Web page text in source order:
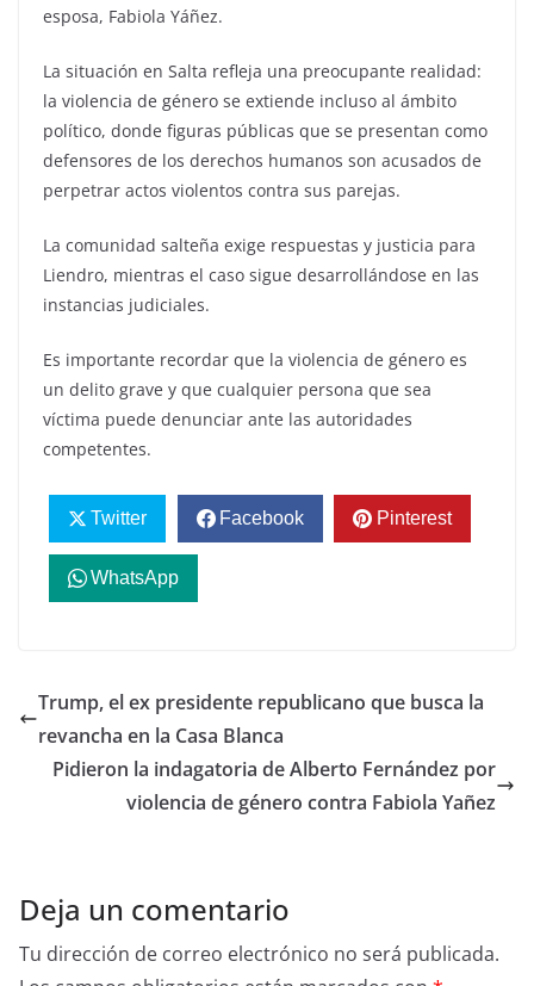
esposa, Fabiola Yáñez.
La situación en Salta refleja una preocupante realidad:
la violencia de género se extiende incluso al ámbito
político, donde figuras públicas que se presentan como
defensores de los derechos humanos son acusados de
perpetrar actos violentos contra sus parejas.
La comunidad salteña exige respuestas y justicia para
Liendro, mientras el caso sigue desarrollándose en las
instancias judiciales.
Es importante recordar que la violencia de género es
un delito grave y que cualquier persona que sea
víctima puede denunciar ante las autoridades
competentes.
Twitter Facebook Pinterest
WhatsApp
Trump, el ex presidente republicano que busca la
revancha en la Casa Blanca
Pidieron la indagatoria de Alberto Fernández por
violencia de género contra Fabiola Yañez
Deja un comentario
Tu dirección de correo electrónico no será publicada.